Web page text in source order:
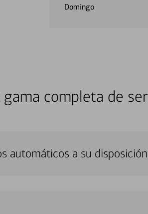
Domingo
gama completa de
automáticos a su